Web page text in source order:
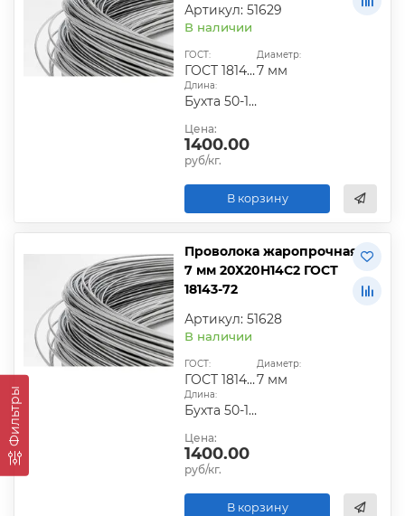
Фильтры
Артикул: 51629
В наличии
ГОСТ:
ГОСТ 18143-72
Диаметр:
7 мм
Длина:
Бухта 50-100 кг
Цена:
1400.00
руб/кг.
В корзину
Проволока жаропрочная
7 мм 20Х20Н14С2 ГОСТ
18143-72
Артикул: 51628
В наличии
ГОСТ:
ГОСТ 18143-72
Диаметр:
7 мм
Длина:
Бухта 50-100 кг
Цена:
1400.00
руб/кг.
В корзину